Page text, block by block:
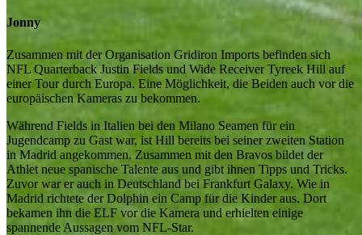
Jonny
Zusammen mit der Organisation Gridiron Imports befinden sich
NFL Quarterback Justin Fields und Wide Receiver Tyreek Hill auf
einer Tour durch Europa. Eine Möglichkeit, die Beiden auch vor die
europäischen Kameras zu bekommen.
Während Fields in Italien bei den Milano Seamen für ein
Jugendcamp zu Gast war, ist Hill bereits bei seiner zweiten Station
in Madrid angekommen. Zusammen mit den Bravos bildet der
Athlet neue spanische Talente aus und gibt ihnen Tipps und Tricks.
Zuvor war er auch in Deutschland bei Frankfurt Galaxy. Wie in
Madrid richtete der Dolphin ein Camp für die Kinder aus. Dort
bekamen ihn die ELF vor die Kamera und erhielten einige
spannende Aussagen vom NFL-Star.